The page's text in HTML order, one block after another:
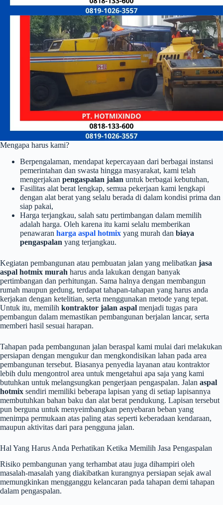
Mengapa harus kami?
Berpengalaman, mendapat kepercayaan dari berbagai instansi
pemerintahan dan swasta hingga masyarakat, kami telah
mengerjakan pengaspalan jalan untuk berbagai kebutuhan,
Fasilitas alat berat lengkap, semua pekerjaan kami lengkapi
dengan alat berat yang selalu berada di dalam kondisi prima dan
siap pakai,
Harga terjangkau, salah satu pertimbangan dalam memilih
adalah harga. Oleh karena itu kami selalu memberikan
penawaran harga aspal hotmix yang murah dan biaya
pengaspalan yang terjangkau.
Kegiatan pembangunan atau pembuatan jalan yang melibatkan jasa
aspal hotmix murah harus anda lakukan dengan banyak
pertimbangan dan perhitungan. Sama halnya dengan membangun
rumah maupun gedung, terdapat tahapan-tahapan yang harus anda
kerjakan dengan ketelitian, serta menggunakan metode yang tepat.
Untuk itu, memilih kontraktor jalan aspal menjadi tugas para
pembangun dalam memastikan pembangunan berjalan lancar, serta
memberi hasil sesuai harapan.
Tahapan pada pembangunan jalan beraspal kami mulai dari melakukan
persiapan dengan mengukur dan mengkondisikan lahan pada area
pembangunan tersebut. Biasanya penyedia layanan atau kontraktor
lebih dulu mengontrol area untuk mengetahui apa saja yang kami
butuhkan untuk melangsungkan pengerjaan pengaspalan. Jalan aspal
hotmix sendiri memiliki beberapa lapisan yang di setiap lapisannya
membutuhkan bahan baku dan alat berat pendukung. Lapisan tersebut
pun berguna untuk menyeimbangkan penyebaran beban yang
menimpa permukaan atas paling atas seperti keberadaan kendaraan,
maupun aktivitas dari para pengguna jalan.
Hal Yang Harus Anda Perhatikan Ketika Memilih Jasa Pengaspalan
Risiko pembangunan yang terhambat atau juga dihampiri oleh
masalah-masalah yang diakibatkan kurangnya persiapan sejak awal
memungkinkan mengganggu kelancaran pada tahapan demi tahapan
dalam pengaspalan.